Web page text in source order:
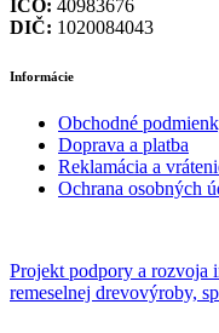
IČO: 40983676
DIČ: 1020084043
Informácie
Obchodné
Doprava a platba
Reklamácia a
Ochrana osobných
Projekt podpory a rozvoja
remeselnej drevovýroby,